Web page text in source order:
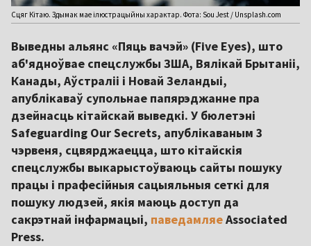
Сцяг Кітаю. Здымак мае ілюстрацыйны характар. Фота: Sou Jest / Unsplash.com
Выведны альянс «Пяць вачэй» (Five Eyes), што
аб'ядноўвае спецслужбы ЗША, Вялікай Брытаніі,
Канады, Аўстраліі і Новай Зеландыі,
апублікаваў супольнае папярэджанне пра
дзейнасць кітайскай выведкі. У бюлетэні
Safeguarding Our Secrets, апублікаваным 3
чэрвеня, сцвярджаецца, што кітайскія
спецслужбы выкарыстоўваюць сайты пошуку
працы і прафесійныя сацыяльныя сеткі для
пошуку людзей, якія маюць доступ да
сакрэтнай інфармацыі, паведамляеAssociated
Press.